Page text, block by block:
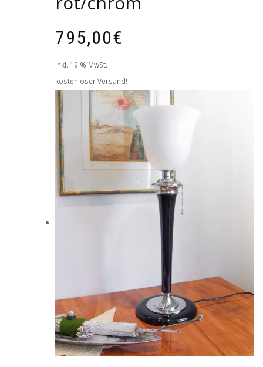
795,00€
inkl. 19 % MwSt.
kostenloser Versand!